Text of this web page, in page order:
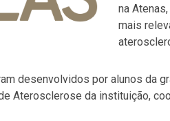
na
mais
desenvolvidos por alunos da
Aterosclerose da instituição,